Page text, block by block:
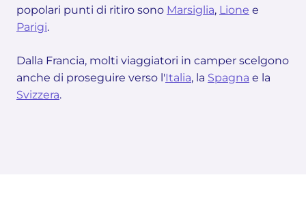
popolari punti di ritiro sono Marsiglia, Lione e
Parigi.
Dalla Francia, molti viaggiatori in camper scelgono
anche di proseguire verso l'Italia, la Spagna e la
Svizzera.